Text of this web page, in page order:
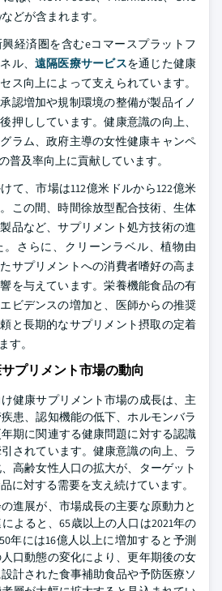
どが含まれます。
経済圏を含むeコマースプラットフ
ル、 遠隔医療サービスを通じた健康
ス向上によって支えられています。
認増加や規制環境の整備が製品イノ
押ししています。健康意識の向上、
ラム、政府主導の女性健康キャンペ
普及率向上に貢献しています。
て、市場は112億米ドルから122億米
この間、時間徐放型配合技術、生体
品など、サプリメント処方技術の進
さらに、クリーンラベル、植物由
サプリメントへの消費者嗜好の高ま
を与えています。栄養機能食品の有
ビデンスの増加と、医師からの推奨
と長期的なサプリメント摂取の定着
す。
プリメント市場の動向
健康サプリメント市場の成長は、主
患、認知機能の低下、ホルモンバラ
期に関連する健康問題に対する認識
されています。健康意識の向上、ラ
高齢女性人口の拡大が、ターゲット
に対する需要を支え続けています。
進展が、市場成長の主要な原動力と
よると、65歳以上の人口は2021年の
年には16億人以上に増加すると予測
口動態の変化により、更年期後の女
計された食事補助食品や予防医療ソ